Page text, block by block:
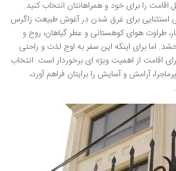
را برای خود و همراهانتان انتخاب کنید.
استثنایی برای غرق شدن در آغوش طبیعت زاگرس
طراوت هوای کوهستانی و عطر گیاهان، روح و
اما برای اینکه این سفر به اوج لذت و راحتی
اقامت از اهمیت ویژه ای برخوردار است. انتخاب
آرامش و آسایش را برایتان فراهم آورد،